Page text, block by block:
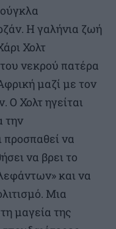
Η γαλήνια ζωή
Χολτ
νεκρού πατέρα
μαζί με τον
Ο Χολτ ηγείται
την
να
να βρει το
και να
Μια
μαγεία της